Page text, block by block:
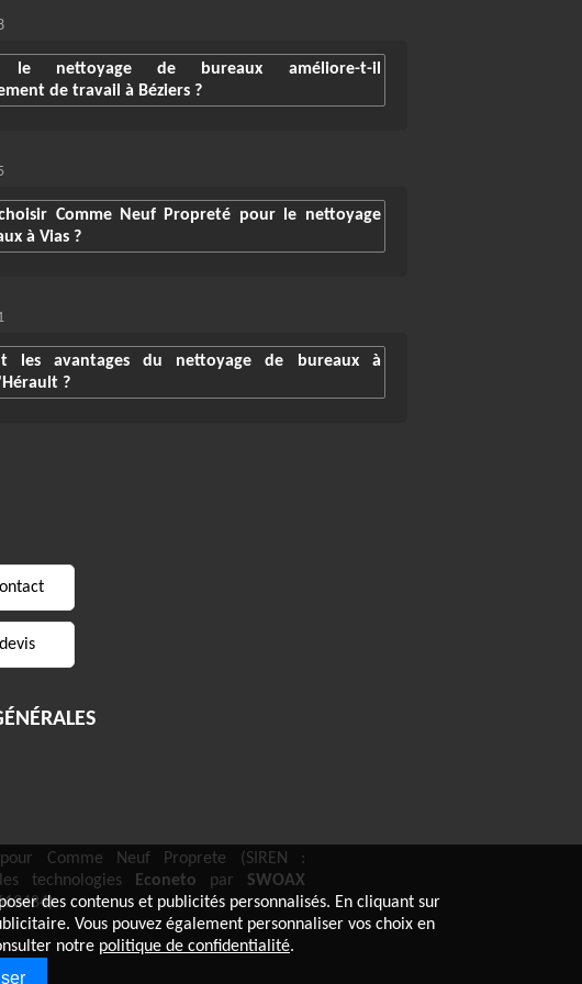
des contenus et publicités personnalisés. En cliquant sur
Vous pouvez également personnaliser vos choix en
notre politique de confidentialité.
le nettoyage de bureaux améliore-t-il
de travail à Béziers ?
Comme Neuf Propreté pour le nettoyage
à Vias ?
les avantages du nettoyage de bureaux à
?
Comme Neuf Proprete (SIREN :
technologies
Econeto par SWOAX